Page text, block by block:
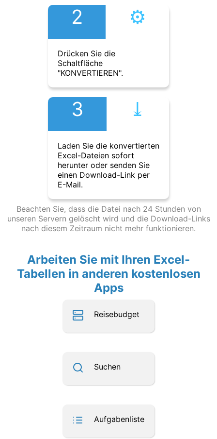
2 ⚙︎
Drücken Sie die
Schaltfläche
"KONVERTIEREN".
3 ⤓︎
Laden Sie die konvertierten
Excel-Dateien sofort
herunter oder senden Sie
einen Download-Link per
E-Mail.
Beachten Sie, dass die Datei nach 24 Stunden von
unseren Servern gelöscht wird und die Download-Links
nach diesem Zeitraum nicht mehr funktionieren.
Arbeiten Sie mit Ihren Excel-
Tabellen in anderen kostenlosen
Apps
Reisebudget
Suchen
Aufgabenliste